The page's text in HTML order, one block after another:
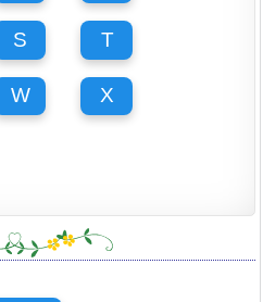
S T
W X